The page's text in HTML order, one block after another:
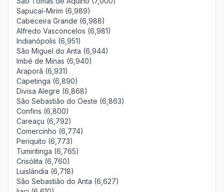
Sapucaí-Mirim (6,989)
Cabeceira Grande (6,988)
Alfredo Vasconcelos (6,981)
Indianópolis (6,951)
São Miguel do Anta (6,944)
Imbé de Minas (6,940)
Araporã (6,931)
Capetinga (6,890)
Divisa Alegre (6,868)
São Sebastião do Oeste (6,863)
Confins (6,800)
Careaçu (6,792)
Comercinho (6,774)
Periquito (6,773)
Tumiritinga (6,765)
Crisólita (6,760)
Luislândia (6,718)
São Sebastião do Anta (6,627)